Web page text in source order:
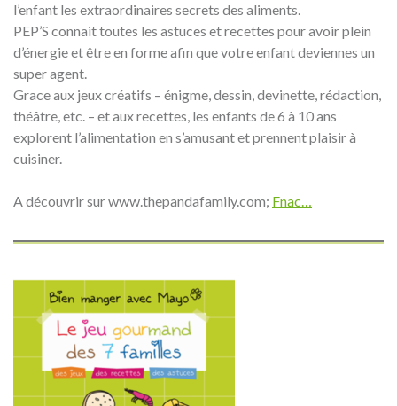
l’enfant les extraordinaires secrets des aliments.
PEP’S connait toutes les astuces et recettes pour avoir plein
d’énergie et être en forme afin que votre enfant deviennes un
super agent.
Grace aux jeux créatifs – énigme, dessin, devinette, rédaction,
théâtre, etc. – et aux recettes, les enfants de 6 à 10 ans
explorent l’alimentation en s’amusant et prennent plaisir à
cuisiner.
A découvrir sur www.thepandafamily.com; Fnac…